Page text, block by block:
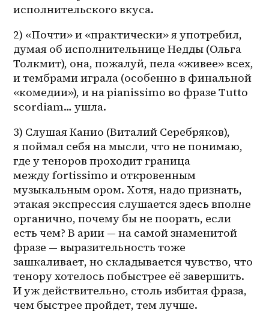
исполнительского вкуса.
2) «Почти» и «практически» я употребил,
думая об исполнительнице Недды (Ольга
Толкмит), она, пожалуй, пела «живее» всех,
и тембрами играла (особенно в финальной
«комедии»), и на pianissimo во фразе Tutto
scordiam… ушла.
3) Слушая Канио (Виталий Серебряков),
я поймал себя на мысли, что не понимаю,
где у теноров проходит граница
между fortissimo и откровенным
музыкальным ором. Хотя, надо признать,
этакая экспрессия слушается здесь вполне
органично, почему бы не поорать, если
есть чем? В арии — на самой знаменитой
фразе — выразительность тоже
зашкаливает, но складывается чувство, что
тенору хотелось побыстрее её завершить.
И уж действительно, столь избитая фраза,
чем быстрее пройдет, тем лучше.